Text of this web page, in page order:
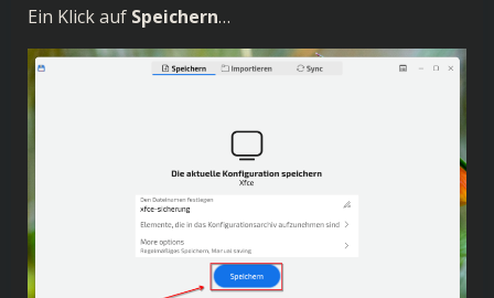
Ein Klick auf Speichern…